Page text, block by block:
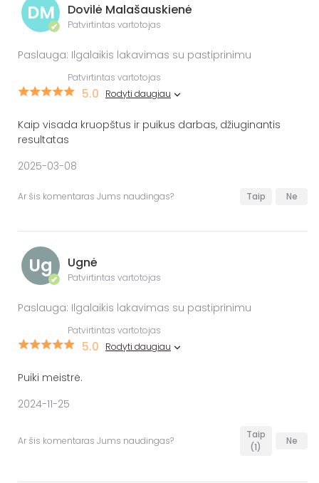
DM
✔
Dovilė Malašauskienė
Patvirtintas vartotojas
Paslauga: Ilgalaikis lakavimas su pastiprinimu
Patvirtintas vartotojas
5.0 Rodyti daugiau
Kaip visada kruopštus ir puikus darbas, džiuginantis
resultatas
2025-03-08
Ar šis komentaras Jums naudingas? Taip Ne
Ug
✔
Ugnė
Patvirtintas vartotojas
Paslauga: Ilgalaikis lakavimas su pastiprinimu
Patvirtintas vartotojas
5.0 Rodyti daugiau
Puiki meistrė.
2024-11-25
Ar šis komentaras Jums naudingas?
Taip
(1)
Ne